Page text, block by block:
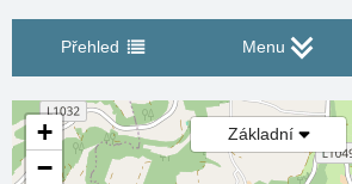
Přehled Menu
Základní
+
−